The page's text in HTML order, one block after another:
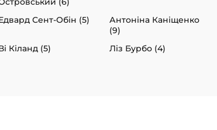
Сент-Обін (5)
Антоніна Каніщенко
(9)
Кіланд (5) Ліз Бурбо (4)